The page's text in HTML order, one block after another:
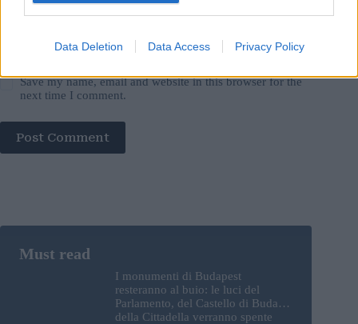
Data Deletion Data Access Privacy Policy
Save my name, email and website in this browser for the
next time I comment.
Post Comment
I monumenti di Budapest
resteranno al buio: le luci del
Parlamento, del Castello di Buda e
della Cittadella verranno spente